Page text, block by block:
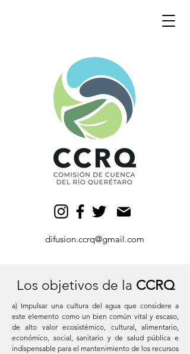
difusion.ccrq@gmail.com
Los objetivos de la CCRQ
a) Impulsar una cultura del agua que considere a
este elemento como un bien común vital y escaso,
de alto valor ecosistémico, cultural, alimentario,
económico, social, sanitario y de salud pública e
indispensable para el mantenimiento de los recursos